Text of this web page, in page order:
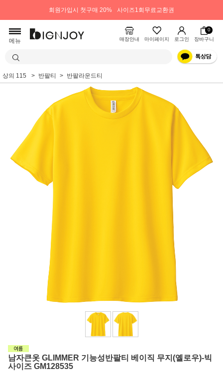
회원가입시 첫구매 20% 사이즈1회무료교환권
메뉴 매장안내 마이페이지 로그인
0
장바구니
상의 115 반팔티 반팔라운드티
남자큰옷 GLIMMER 기능성반팔티 베이직 무지(옐로우)-빅
사이즈 GM128535